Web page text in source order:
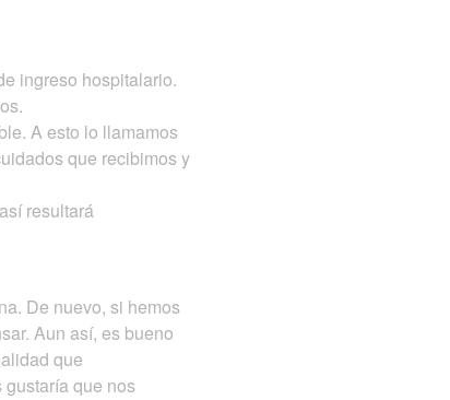
ingreso hospitalario.
A esto lo llamamos
que recibimos y
resultará
De nuevo, si hemos
Aun así, es bueno
que
que nos